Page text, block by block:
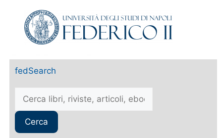
fedSearch